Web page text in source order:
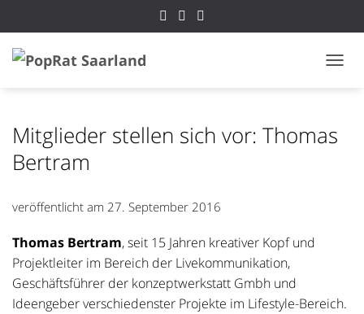
Mitglieder stellen sich vor: Thomas
Bertram
veröffentlicht am 27. September 2016
Thomas Bertram, seit 15 Jahren kreativer Kopf und
Projektleiter im Bereich der Livekommunikation,
Geschäftsführer der konzeptwerkstatt Gmbh und
Ideengeber verschiedenster Projekte im Lifestyle-Bereich.